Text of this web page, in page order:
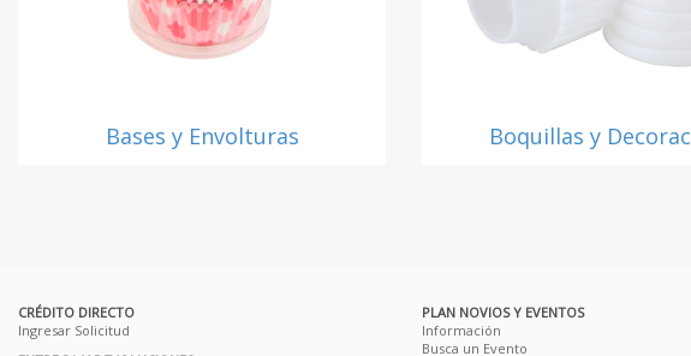
Bases y Envolturas Boquillas y
CRÉDITO DIRECTO
Ingresar Solicitud
PLAN NOVIOS Y EVENTOS
Información
Busca un Evento